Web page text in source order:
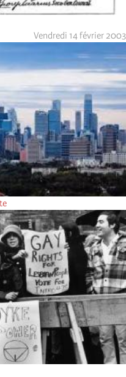
Vendredi 14 février 2003